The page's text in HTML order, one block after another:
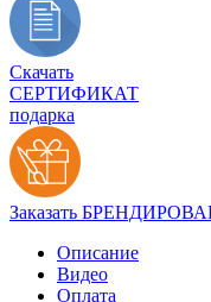
Скачать
СЕРТИФИКАТ
подарка
Заказать
Описание
Видео
Оплата